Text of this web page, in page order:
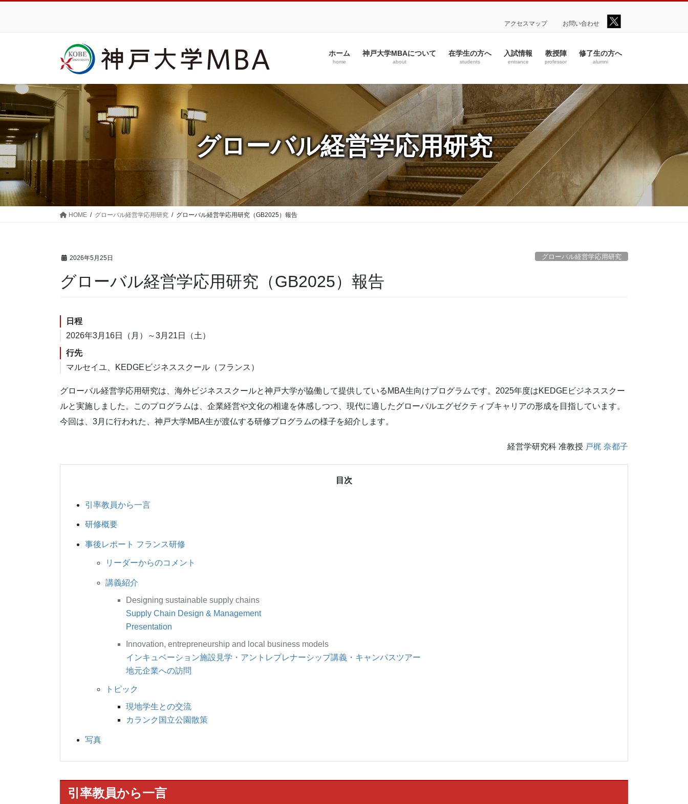
動
に
移
動
アクセスマップ お問い合わせ
ホーム
home
神戸大学MBAについて
about
在学生の方へ
students
入試情報
entrance
教授陣
professor
修了生の方へ
alumni
グローバル経営学応用研究
HOME グローバル経営学応用研究 グローバル経営学応用研究（GB2025）報告
2026年5月25日 グローバル経営学応用研究
グローバル経営学応用研究（GB2025）報告
日程
2026年3月16日（月）～3月21日（土）
行先
マルセイユ、KEDGEビジネススクール（フランス）
グローバル経営学応用研究は、海外ビジネススクールと神戸大学が協働して提供しているMBA生向けプログラムです。2025年度はKEDGEビジネススクー
ルと実施しました。このプログラムは、企業経営や文化の相違を体感しつつ、現代に適したグローバルエグゼクティブキャリアの形成を目指しています。
今回は、3月に行われた、神戸大学MBA生が渡仏する研修プログラムの様子を紹介します。
経営学研究科 准教授 戸梶 奈都子
目次
引率教員から一言
研修概要
事後レポート フランス研修
リーダーからのコメント
講義紹介
Designing sustainable supply chains
Supply Chain Design & Management
Presentation
Innovation, entrepreneurship and local business models
インキュベーション施設見学・アントレプレナーシップ講義・キャンパスツアー
地元企業への訪問
トピック
現地学生との交流
カランク国立公園散策
写真
引率教員から一言